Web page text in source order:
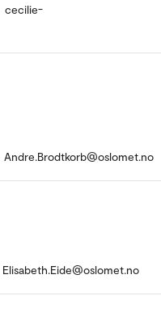
cecilie-
Andre.Brodtkorb@oslomet.no
Elisabeth.Eide@oslomet.no